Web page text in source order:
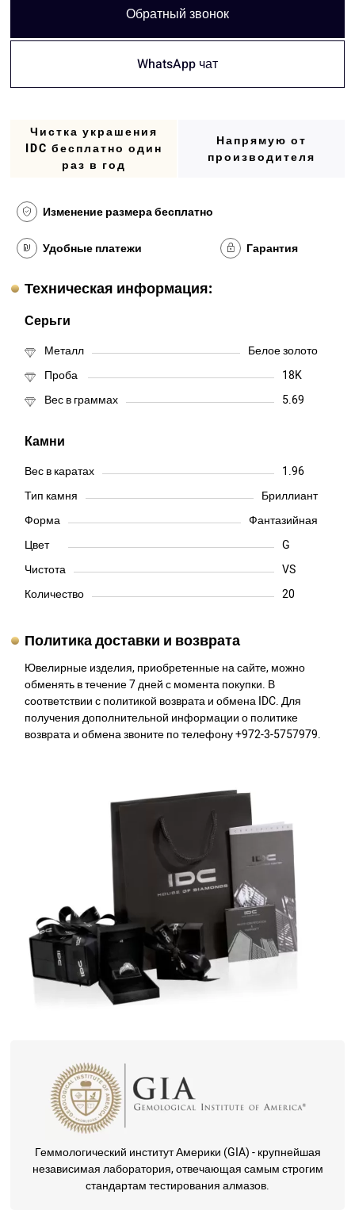
Обратный звонок
WhatsApp чат
Чистка украшения
IDC бесплатно один
раз в год
Напрямую от
производителя
Изменение размера бесплатно
Удобные платежи Гарантия
Техническая информация:
Серьги
Металл
Белое золото
Проба
18K
Вес в граммах
5.69
Камни
Вес в каратах
1.96
Тип камня
Бриллиант
Форма
Фантазийная
Цвет
G
Чистота
VS
Количество
20
Политика доставки и возврата
Ювелирные изделия, приобретенные на сайте, можно
обменять в течение 7 дней с момента покупки. В
соответствии с политикой возврата и обмена IDC. Для
получения дополнительной информации о политике
возврата и обмена звоните по телефону +972-3-5757979.
Геммологический институт Америки (GIA) - крупнейшая
независимая лаборатория, отвечающая самым строгим
стандартам тестирования алмазов.